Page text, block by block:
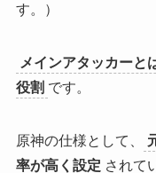
す。）
メインアタッカーと
役割 です。
原神の仕様として、
率が高く設定 されて